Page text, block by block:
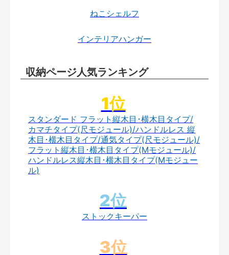
ねこシェルフ
インテリアハンガー
収納ページ人気ランキング
スタンダード フラット縦木目･横木目タイプ/
カマチタイプ(尺モジュール)/ハンドルレス 縦
木目･横木目タイプ/通気タイプ(尺モジュール)/
フラット縦木目･横木目タイプ(Mモジュール)/
ハンドルレス縦木目･横木目タイプ(Mモジュー
ル)
ストックキーパー